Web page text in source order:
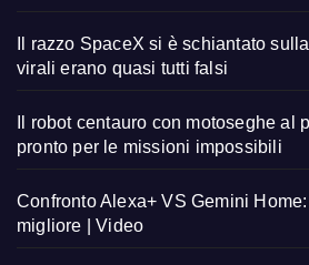
Il razzo SpaceX si è schiantato
virali erano quasi tutti falsi
Il robot centauro con motoseghe al
pronto per le missioni impossibili
Confronto Alexa+ VS Gemini
migliore | Video